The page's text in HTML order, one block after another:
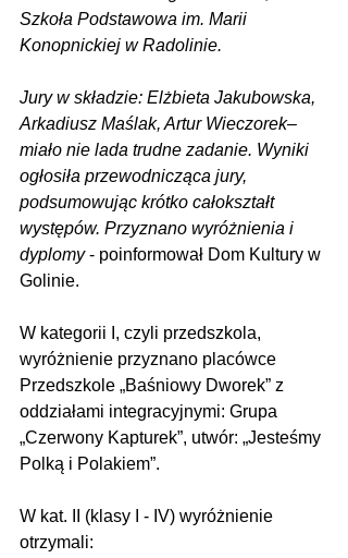
Szkoła Podstawowa im. Marii
Konopnickiej w Radolinie.
Jury w składzie: Elżbieta Jakubowska,
Arkadiusz Maślak, Artur Wieczorek–
miało nie lada trudne zadanie. Wyniki
ogłosiła przewodnicząca jury,
podsumowując krótko całokształt
występów. Przyznano wyróżnienia i
dyplomy - poinformował Dom Kultury w
Golinie.
W kategorii I, czyli przedszkola,
wyróżnienie przyznano placówce
Przedszkole „Baśniowy Dworek” z
oddziałami integracyjnymi: Grupa
„Czerwony Kapturek”, utwór: „Jesteśmy
Polką i Polakiem”.
W kat. II (klasy I - IV) wyróżnienie
otrzymali: